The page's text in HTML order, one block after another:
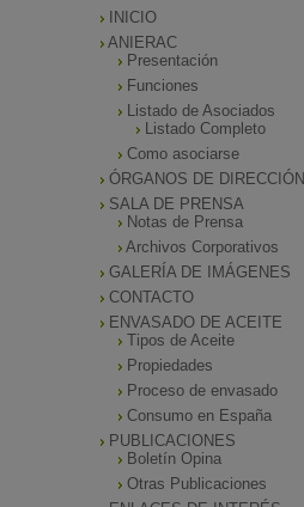
INICIO
ANIERAC
Presentación
Funciones
Listado de Asociados
Listado Completo
Como asociarse
ÓRGANOS DE DIRECCIÓN
SALA DE PRENSA
Notas de Prensa
Archivos Corporativos
GALERÍA DE IMÁGENES
CONTACTO
ENVASADO DE ACEITE
Tipos de Aceite
Propiedades
Proceso de envasado
Consumo en España
PUBLICACIONES
Boletín Opina
Otras Publicaciones